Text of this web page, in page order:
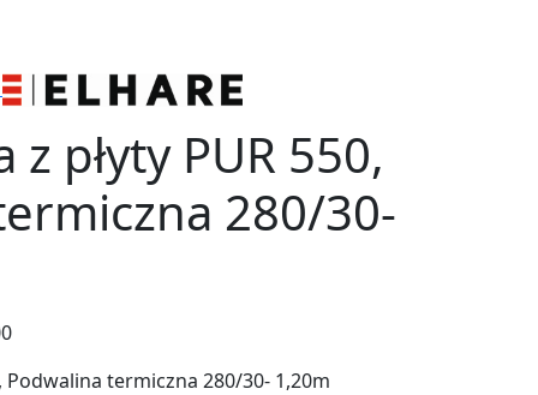
z płyty PUR 550,
280/30-
Podwalina termiczna 280/30- 1,20m